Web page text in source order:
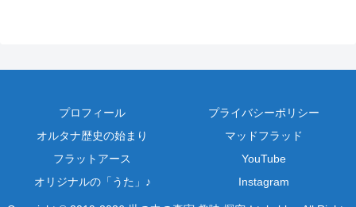
プロフィール
プライバシーポリシー
オルタナ歴史の始まり
マッドフラッド
フラットアース
YouTube
オリジナルの「うた」♪
Instagram